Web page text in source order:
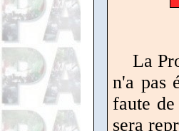
La
n'a pas
faute
sera